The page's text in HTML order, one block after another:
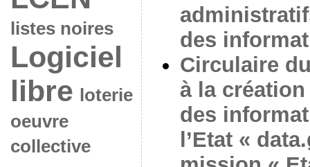
listes noires
Logiciel
libre
loterie
oeuvre
collective
des
Circulaire
à la
des
l’Etat «